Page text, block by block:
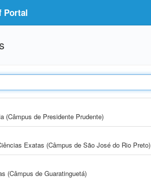
Portal
(Câmpus de Presidente Prudente)
Exatas (Câmpus de São José do Rio Preto)
(Câmpus de Guaratinguetá)